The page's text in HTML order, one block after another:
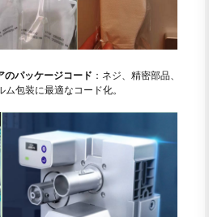
のパッケージコード ：ネジ、精密部品、
包装に最適なコード化。